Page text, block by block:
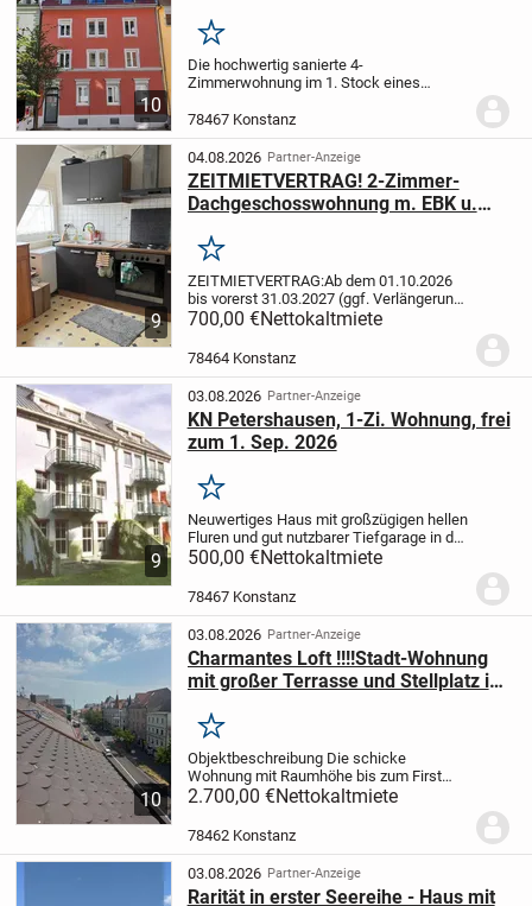
10
Merken
Die hochwertig sanierte 4-
Zimmerwohnung im 1. Stock eines
besticht durch ihre moderne Ausstattung
und umweltfreundliche Technik,
einschließlich einer Wärmepumpe...
78467 Konstanz
9
04.08.2026 Partner-Anzeige
ZEITMIETVERTRAG! 2-Zimmer-
Dachgeschosswohnung m. EBK u.
Merken
ZEITMIETVERTRAG:Ab dem 01.10.2026
bis vorerst 31.03.2027 (ggf. Verlängerung
1-6 Monate, da das Haus abgerissen
Dachgeschosswohnung in ruhiger Lage
700,00 €Nettokaltmiete
78464 Konstanz
9
03.08.2026 Partner-Anzeige
KN Petershausen, 1-Zi. Wohnung, frei
zum 1. Sep. 2026
Merken
Neuwertiges Haus mit großzügigen hellen
Fluren und gut nutzbarer Tiefgarage in der
sich der KFZ-Doppelparkerstellplatz
Teil Studenten. Schöne stimmige...
500,00 €Nettokaltmiete
78467 Konstanz
10
03.08.2026 Partner-Anzeige
Charmantes Loft !!!!Stadt-Wohnung
mit großer Terrasse und Stellplatz im
Merken
Objektbeschreibung Die schicke
Wohnung mit Raumhöhe bis zum First
befindet sich in einem Stadthaus mit
verfügt über viele Fenster und eine große
2.700,00 €Nettokaltmiete
78462 Konstanz
03.08.2026 Partner-Anzeige
Rarität in erster Seereihe - Haus mit